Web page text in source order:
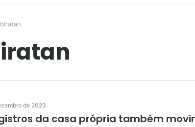
de 2023
da casa própria também